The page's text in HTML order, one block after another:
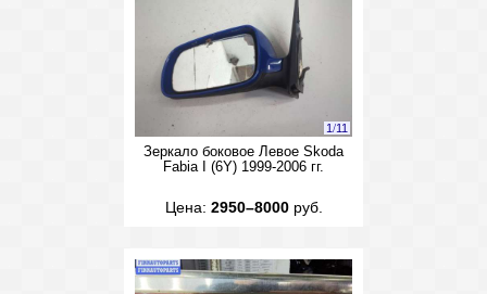
1/11
Зеркало боковое Левое Skoda
Fabia I (6Y) 1999-2006 гг.
Цена: 2950–8000руб.